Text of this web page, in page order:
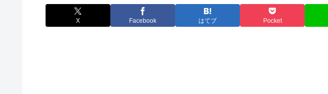
X Facebook はてブ Pocket